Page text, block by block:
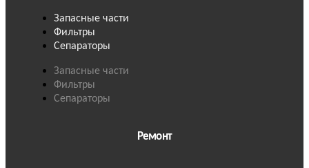
Запасные части
Фильтры
Сепараторы
Запасные части
Фильтры
Сепараторы
Ремонт